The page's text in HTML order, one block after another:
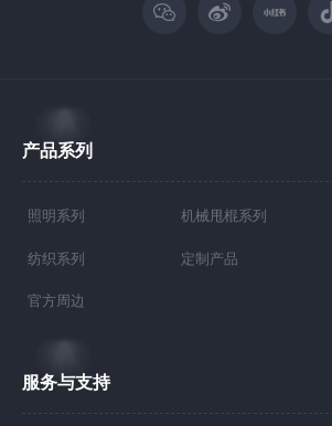
产品系列
照明系列 机械甩棍系列
纺织系列 定制产品
官方周边
服务与支持